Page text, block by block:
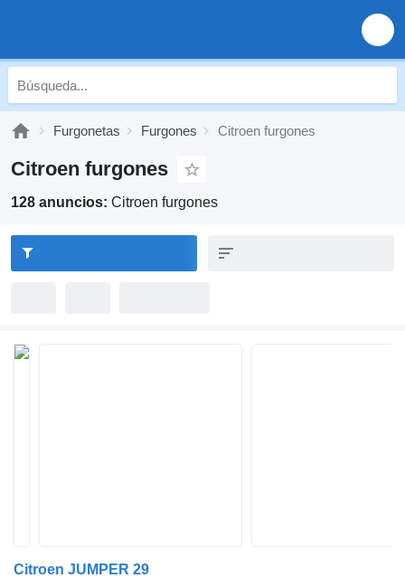
Furgonetas Furgones Citroen furgones
Citroen furgones
128 anuncios: Citroen furgones
Citroen JUMPER 29